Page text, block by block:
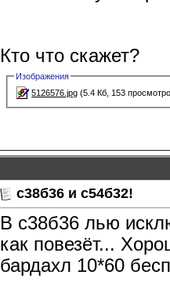
Кто что скажет?
Изображения
5126576.jpg (5.4 Кб, 153
с38б36 и с54б32!
В с38б36 лью
как повезёт...
бардахл 10*60